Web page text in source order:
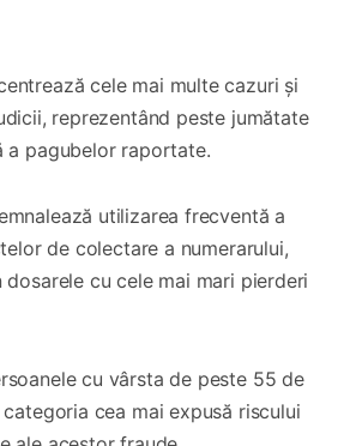
cele mai multe cazuri și
reprezentând peste jumătate
a pagubelor raportate.
utilizarea frecventă a
de colectare a numerarului,
cu cele mai mari pierderi
cu vârsta de peste 55 de
cea mai expusă riscului